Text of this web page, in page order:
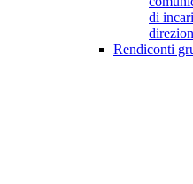
di
Rendiconti